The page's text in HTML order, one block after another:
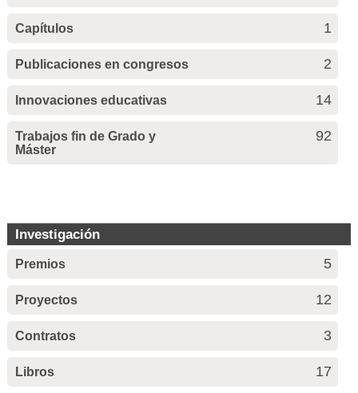
Capítulos 1
Publicaciones en congresos 2
Innovaciones educativas 14
Trabajos fin de Grado y
Máster
92
Investigación
Premios 5
Proyectos 12
Contratos 3
Libros 17